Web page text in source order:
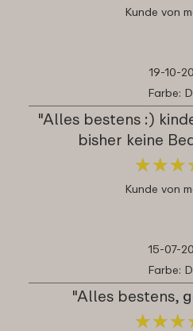
Kunde von
19-10-
Farbe:
"Alles bestens :)
bisher keine
★★★
★★★
Kunde von
15-07-
Farbe:
"Alles bestens,
★★★
★★★